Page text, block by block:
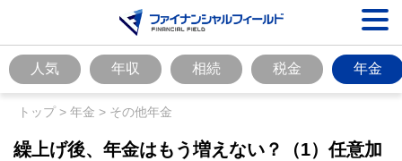
人気 年収 相続 税金 年金
トップ> 年金 > その他年金
繰上げ後、年金はもう増えない？（1）任意加